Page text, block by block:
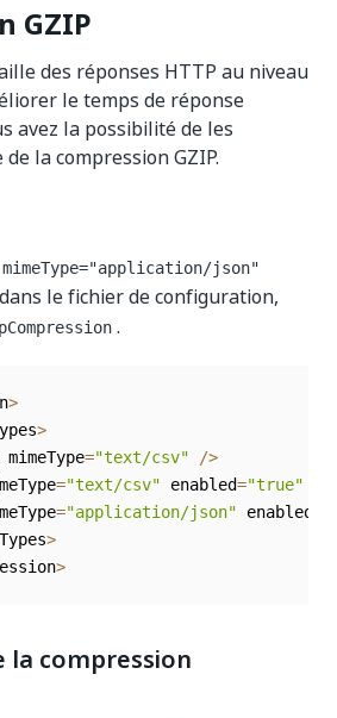
GZIP
des réponses HTTP au niveau
le temps de réponse
avez la possibilité de les
la compression GZIP.
mimeType="application/json"
dans le fichier de configuration,
.
>
>
mimeType="text/csv" />
="text/csv" enabled="true"
="application/json" enabled
>
>
compression